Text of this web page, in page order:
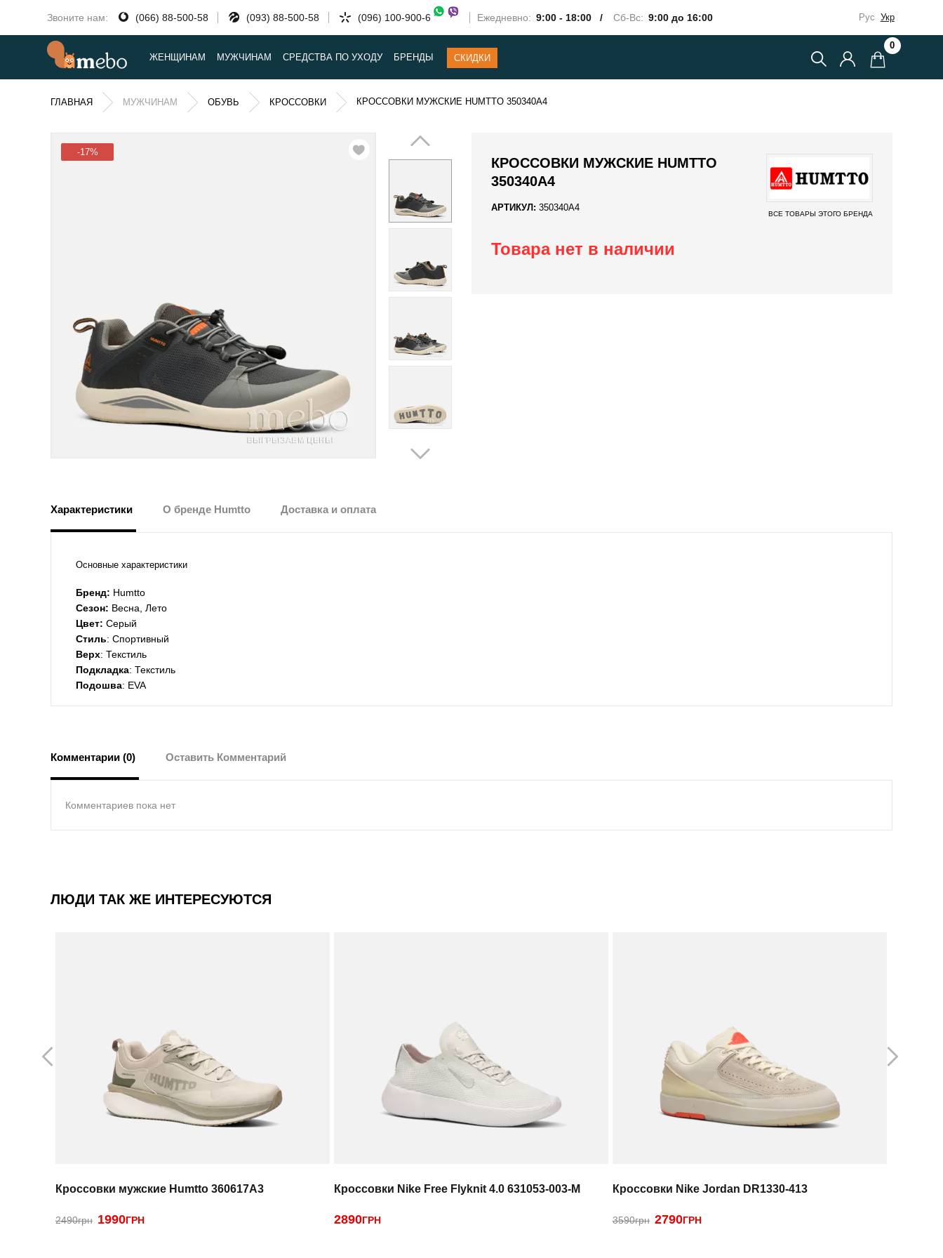
Звоните нам: (066) 88-500-58 (093) 88-500-58 (096) 100-900-6 Ежедневно: 9:00 - 18:00 / Сб-Вс: 9:00 до 16:00 Рус Укр
ЖЕНЩИНАМ МУЖЧИНАМ СРЕДСТВА ПО УХОДУ БРЕНДЫ СКИДКИ
0
ГЛАВНАЯ МУЖЧИНАМ ОБУВЬ КРОССОВКИ КРОССОВКИ МУЖСКИЕ HUMTTO 350340A4
-17%
КРОССОВКИ МУЖСКИЕ HUMTTO
350340A4
АРТИКУЛ: 350340A4
ВСЕ ТОВАРЫ ЭТОГО БРЕНДА
Товара нет в наличии
Характеристики О бренде Humtto Доставка и оплата
Основные характеристики
Бренд: Humtto
Сезон: Весна, Лето
Цвет: Серый
Стиль: Спортивный
Верх: Текстиль
Подкладка: Текстиль
Подошва: EVA
Комментарии (0) Оставить Комментарий
Комментариев пока нет
ЛЮДИ ТАК ЖЕ ИНТЕРЕСУЮТСЯ
Кроссовки мужские Humtto 360617A3
2490грн 1990ГРН
Кроссовки Nike Free Flyknit 4.0 631053-003-M
2890ГРН
Кроссовки Nike Jordan DR1330-413
3590грн 2790ГРН